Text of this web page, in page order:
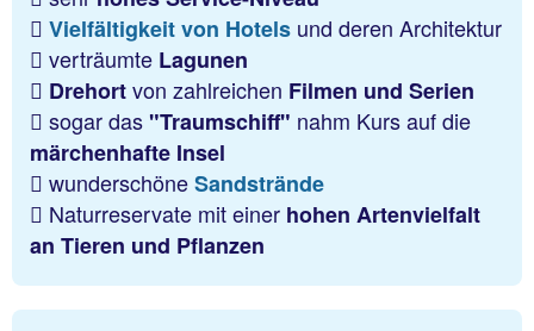
Vielfältigkeit von Hotels und deren Architektur
verträumte Lagunen
Drehortvon zahlreichen Filmen und Serien
sogar das"Traumschiff" nahm Kurs auf die
märchenhafte Insel
wunderschöneSandstrände
Naturreservate mit einer hohen Artenvielfalt
an Tieren und Pflanzen